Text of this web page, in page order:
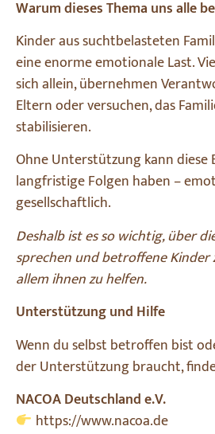
Warum dieses Thema uns alle
Kinder aus suchtbelasteten
eine enorme emotionale Last.
sich allein, übernehmen
Eltern oder versuchen, das
stabilisieren.
Ohne Unterstützung kann diese
langfristige Folgen haben –
gesellschaftlich.
Deshalb ist es so wichtig, über
sprechen und betroffene Kinder
allem ihnen zu helfen.
Unterstützung und Hilfe
Wenn du selbst betroffen bist
der Unterstützung braucht,
NACOA Deutschland e.V.
https://www.nacoa.de